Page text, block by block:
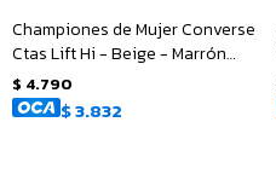
Championes de Mujer Converse
Ctas Lift Hi - Beige - Marrón
Tierra
$ 4.790
$3.832